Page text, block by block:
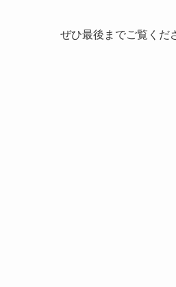
ぜひ最後までご覧くだ